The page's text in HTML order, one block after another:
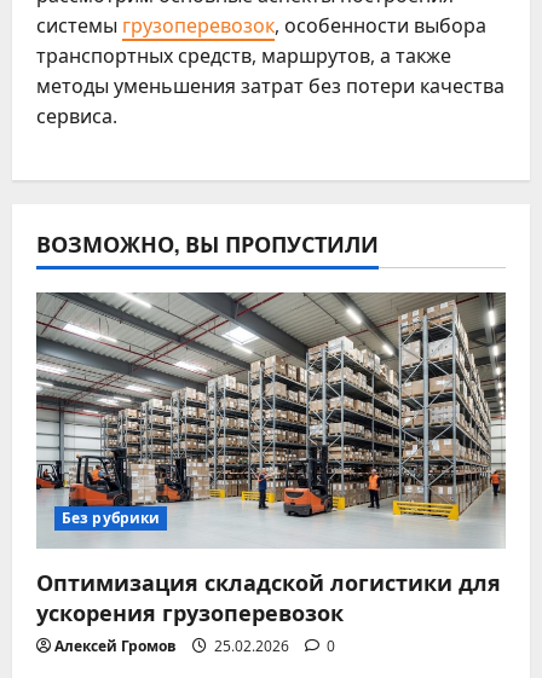
системы грузоперевозок, особенности выбора
транспортных средств, маршрутов, а также
методы уменьшения затрат без потери качества
сервиса.
ВОЗМОЖНО, ВЫ ПРОПУСТИЛИ
Без рубрики
Оптимизация складской логистики для
ускорения грузоперевозок
Алексей Громов 25.02.2026 0